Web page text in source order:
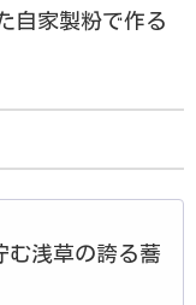
自家製粉で作る
む浅草の誇る蕎